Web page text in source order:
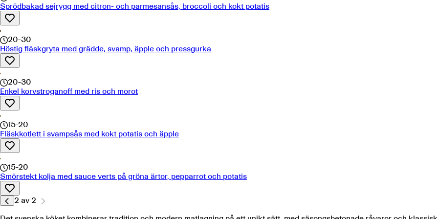
Sprödbakad sejrygg med citron- och parmesansås, broccoli och kokt potatis
20-30
Höstig fläskgryta med grädde, svamp, äpple och pressgurka
20-30
Enkel korvstroganoff med ris och morot
15-20
Fläskkotlett i svampsås med kokt potatis och äpple
15-20
Smörstekt kolja med sauce verts på gröna ärtor, pepparrot och potatis
2 av 2